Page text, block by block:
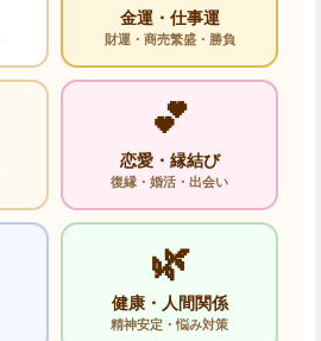
金運・仕事運
財運・商売繁盛・勝負
💕
恋愛・縁結び
復縁・婚活・出会い
🌿
健康・人間関係
精神安定・悩み対策